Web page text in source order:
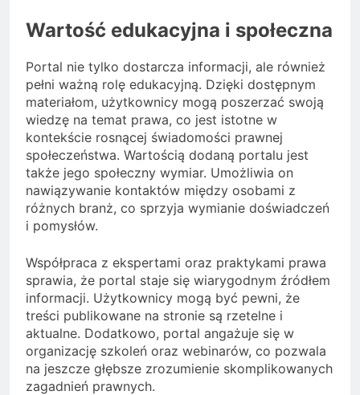
Wartość edukacyjna i społeczna
Portal nie tylko dostarcza informacji, ale również
pełni ważną rolę edukacyjną. Dzięki dostępnym
materiałom, użytkownicy mogą poszerzać swoją
wiedzę na temat prawa, co jest istotne w
kontekście rosnącej świadomości prawnej
społeczeństwa. Wartością dodaną portalu jest
także jego społeczny wymiar. Umożliwia on
nawiązywanie kontaktów między osobami z
różnych branż, co sprzyja wymianie doświadczeń
i pomysłów.
Współpraca z ekspertami oraz praktykami prawa
sprawia, że portal staje się wiarygodnym źródłem
informacji. Użytkownicy mogą być pewni, że
treści publikowane na stronie są rzetelne i
aktualne. Dodatkowo, portal angażuje się w
organizację szkoleń oraz webinarów, co pozwala
na jeszcze głębsze zrozumienie skomplikowanych
zagadnień prawnych.